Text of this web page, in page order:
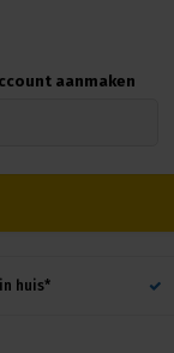
aanmaken
huis*